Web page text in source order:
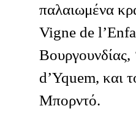
παλαιωμένα
Vigne de
Βουργουνδίας,
d’Yquem, και
Μπορντό.